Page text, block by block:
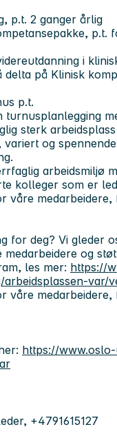
p.t. 2 ganger årlig
i
på Klinisk
p.t.
turnusplanlegging
sterk
og
arbeidsmiljø
kolleger som er
våre
for deg? Vi gleder
og
les mer: https://
var/
våre
https://
+4791615127